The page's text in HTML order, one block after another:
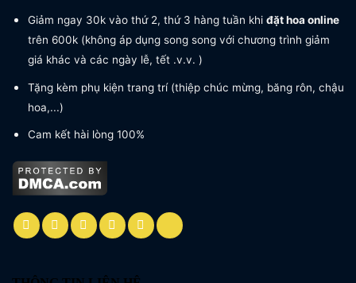
Giảm ngay 30k vào thứ 2, thứ 3 hàng tuần khi đặt hoa online
trên 600k (không áp dụng song song với chương trình giảm
giá khác và các ngày lễ, tết .v.v. )
Tặng kèm phụ kiện trang trí (thiệp chúc mừng, băng rôn, chậu
hoa,...)
Cam kết hài lòng 100%